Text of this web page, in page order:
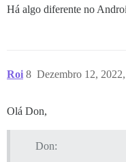
Há algo diferente no
Roi Dezembro 12,
8
Olá Don,
Don: